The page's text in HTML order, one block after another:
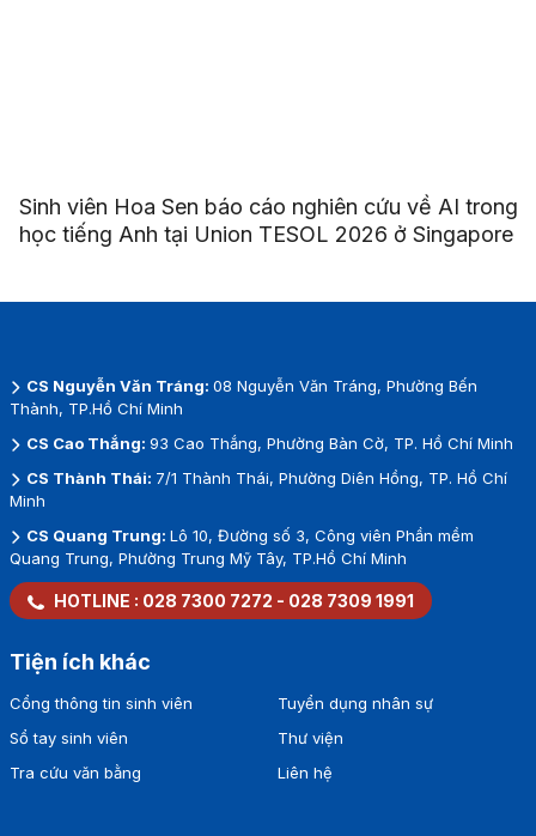
Sinh viên Hoa Sen báo cáo nghiên cứu về AI trong
học tiếng Anh tại Union TESOL 2026 ở Singapore
CS Nguyễn Văn Tráng: 08 Nguyễn Văn Tráng, Phường Bến
Thành, TP.Hồ Chí Minh
CS Cao Thắng: 93 Cao Thắng, Phường Bàn Cờ, TP. Hồ Chí Minh
CS Thành Thái: 7/1 Thành Thái, Phường Diên Hồng, TP. Hồ Chí
Minh
CS Quang Trung: Lô 10, Đường số 3, Công viên Phần mềm
Quang Trung, Phường Trung Mỹ Tây, TP.Hồ Chí Minh
HOTLINE : 028 7300 7272 - 028 7309 1991
Tiện ích khác
Cổng thông tin sinh viên
Sổ tay sinh viên
Tra cứu văn bằng
Tuyển dụng nhân sự
Thư viện
Liên hệ